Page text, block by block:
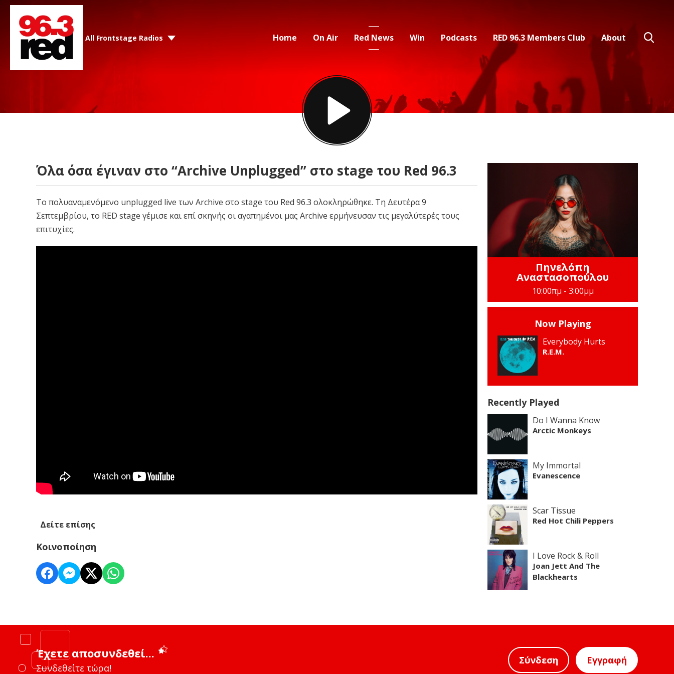
All Frontstage Radios Home On Air Red News Win Podcasts RED 96.3 Members Club About
Όλα όσα έγιναν στο “Archive Unplugged” στο stage του Red 96.3
Το πολυαναμενόμενο unplugged live των Archive στο stage του Red 96.3 ολοκληρώθηκε. Tη Δευτέρα 9
Σεπτεμβρίου, το RED stage γέμισε και επί σκηνής οι αγαπημένοι μας Archive ερμήνευσαν τις μεγαλύτερές τους
επιτυχίες.
Δείτε επίσης
Κοινοποίηση
Πηνελόπη
Αναστασοπούλου
10:00πμ - 3:00μμ
Now Playing
Everybody Hurts
R.E.M.
Recently Played
Do I Wanna Know
Arctic Monkeys
My Immortal
Evanescence
Scar Tissue
Red Hot Chili Peppers
I Love Rock & Roll
Joan Jett And The
Blackhearts
Έχετε αποσυνδεθεί...
Συνδεθείτε τώρα!
Σύνδεση Εγγραφή